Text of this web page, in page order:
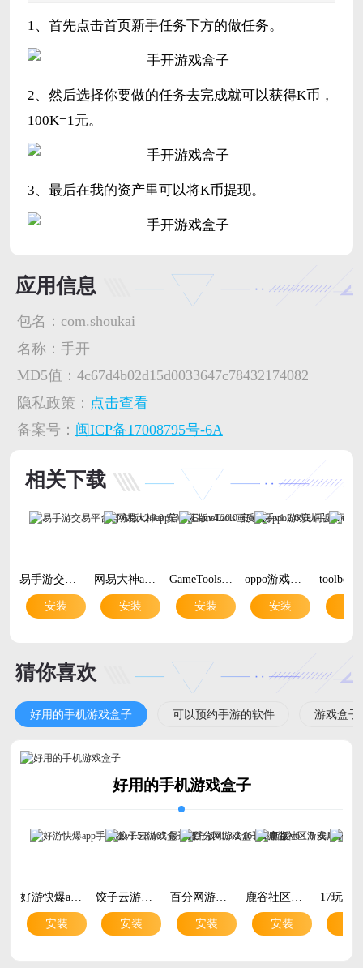
1、首先点击首页新手任务下方的做任务。
2、然后选择你要做的任务去完成就可以获得K币，
100K=1元。
3、最后在我的资产里可以将K币提现。
应用信息
包名： com.shoukai
名称： 手开
MD5值： 4c67d4b02d15d0033647c78432174082
隐私政策： 点击查看
备案号： 闽ICP备17008795号-6A
相关下载
易手游交易平台官方版v2.9.9 安卓版
安装 安装 安装
oppo游戏助手国际版(游戏空间)v10.35.2 最新版
安装
猜你喜欢
好用的手机游戏盒子 可以预约手游的软件 游戏盒子
好用的手机游戏盒子
安装
饺子云游戏盒子官方版v1.3.2.161 安卓版
安装 安装
鹿谷社区游戏库官方版v2.1.0 安卓版
安装